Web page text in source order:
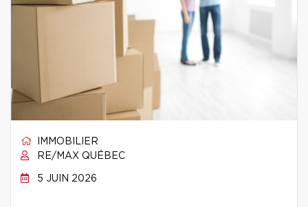
IMMOBILIER
RE/MAX QUÉBEC
5 JUIN 2026